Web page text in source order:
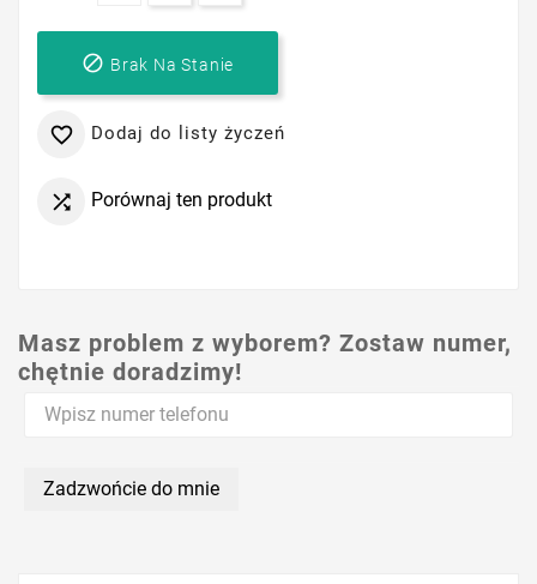
 Brak Na Stanie
 Dodaj do listy życzeń
 Porównaj ten produkt
Masz problem z wyborem? Zostaw numer,
chętnie doradzimy!
Zadzwońcie do mnie